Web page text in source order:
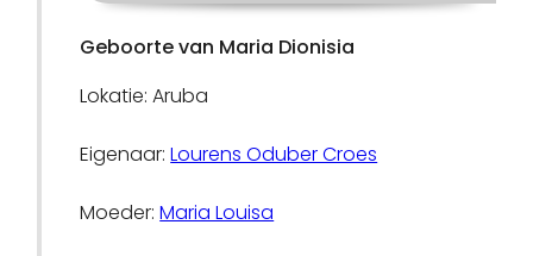
Geboorte van Maria Dionisia
Lokatie: Aruba
Eigenaar:Lourens Oduber Croes
Moeder:Maria Louisa